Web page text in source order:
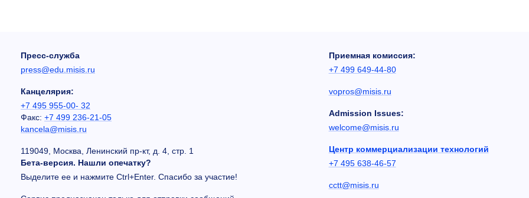
Пресс-служба
press@edu.misis.ru
Канцелярия:
+7 495 955-00- 32
Факс: +7 499 236-21-05
kancela@misis.ru
119049, Москва, Ленинский пр-кт, д. 4, стр. 1
Бета-версия. Нашли опечатку?
Выделите ее и нажмите Ctrl+Enter. Спасибо за участие!
Приемная комиссия:
+7 499 649-44-80
vopros@misis.ru
Admission Issues:
welcome@misis.ru
Центр коммерциализации технологий
+7 495 638-46-57
cctt@misis.ru